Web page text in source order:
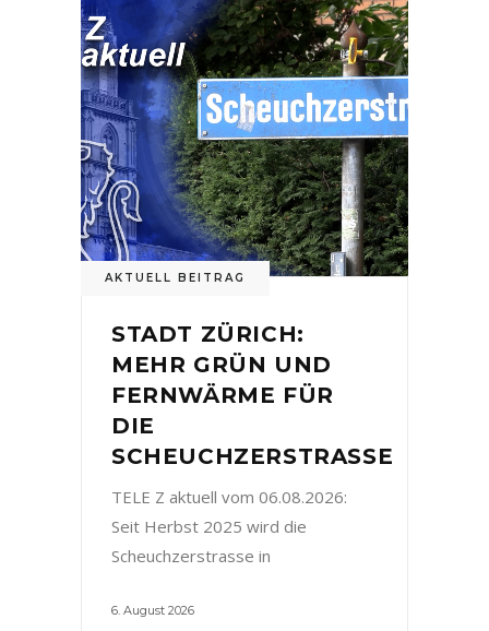
AKTUELL BEITRAG
STADT ZÜRICH:
MEHR GRÜN UND
FERNWÄRME FÜR
DIE
SCHEUCHZERSTRASSE
TELE Z aktuell vom 06.08.2026:
Seit Herbst 2025 wird die
Scheuchzerstrasse in
6. August 2026